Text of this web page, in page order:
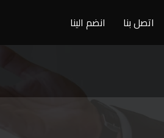
اتصل بنا انضم الينا